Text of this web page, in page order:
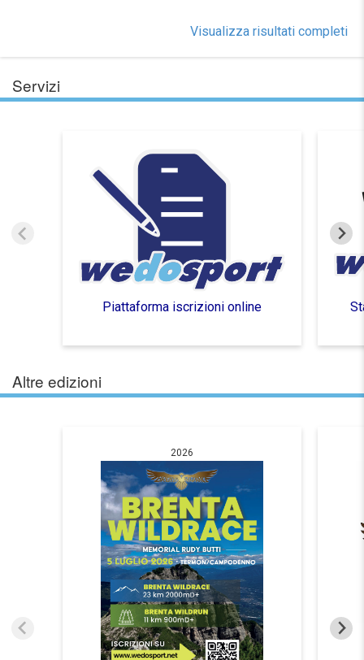
Visualizza risultati completi
Servizi
Piattaforma iscrizioni online
Altre edizioni
2026